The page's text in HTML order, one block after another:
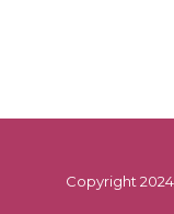
Copyright